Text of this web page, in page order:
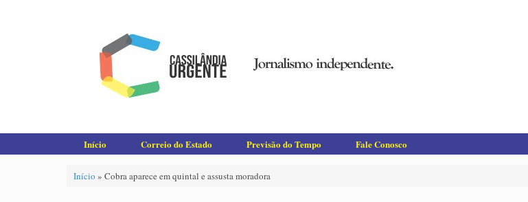
Início Correio do Estado Previsão do Tempo Fale Conosco
Início » Cobra aparece em quintal e assusta moradora